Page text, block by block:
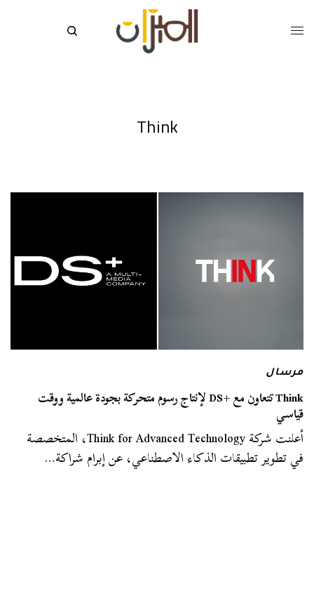
Think
مرسال
Think تتعاون مع +DS لإنتاج رسوم متحركة بجودة عالمية ووقت
قياسي
أعلنت شركة Think for Advanced Technology، المتخصصة
في تطوير تطبيقات الذكاء الاصطناعي، عن إبرام شراكة…